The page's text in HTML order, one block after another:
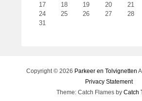
17
18 19 20 21
24
25 26 27 28
31
Copyright © 2026 Parkeer en Tolvignetten
Privacy Statement
Theme: Catch Flames by Catch